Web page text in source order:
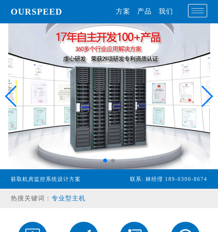
OURSPEED 方案 产品 我们
获取机房监控系统设计方案 联系: 林经理 189-0300-8674
热搜关键词：专业型主机
漏水检测设备